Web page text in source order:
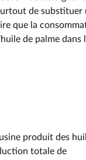
de substituer
que la
de palme dans
produit des
totale de